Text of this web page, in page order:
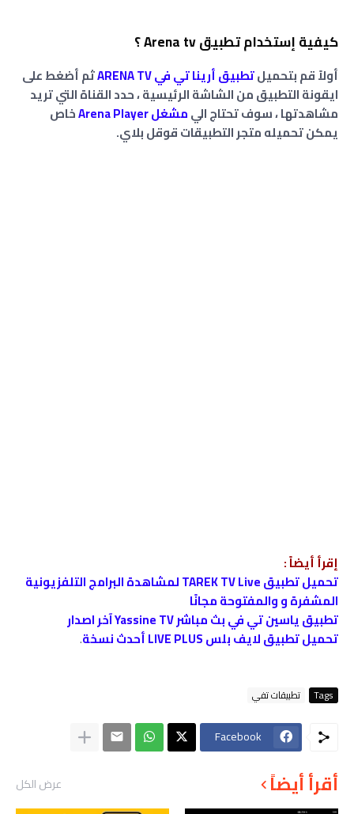
كيفية إستخدام تطبيق Arena tv ؟
أولاً قم بتحميلتطبيق أرينا تي في ARENA TV
ثم أضغط على
ايقونة التطبيق من الشاشة الرئيسية ، حدد القناة التي تريد
مشاهدتها ، سوف تحتاج اليمشغل Arena Player
خاص
يمكن تحميله متجر التطبيقات قوقل بلاي.
إقرأ أيضاً :
تحميل تطبيق TAREK TV Live لمشاهدة البرامج التلفزيونية
المشفرة و والمفتوحة مجانًا
تطبيق ياسين تي في بث مباشر Yassine TV آخر اصدار
تحميل تطبيق لايف بلس LIVE PLUS أحدث نسخة
.
Tags تطبيقات تفي
Facebook
أقرأ أيضاً عرض الكل